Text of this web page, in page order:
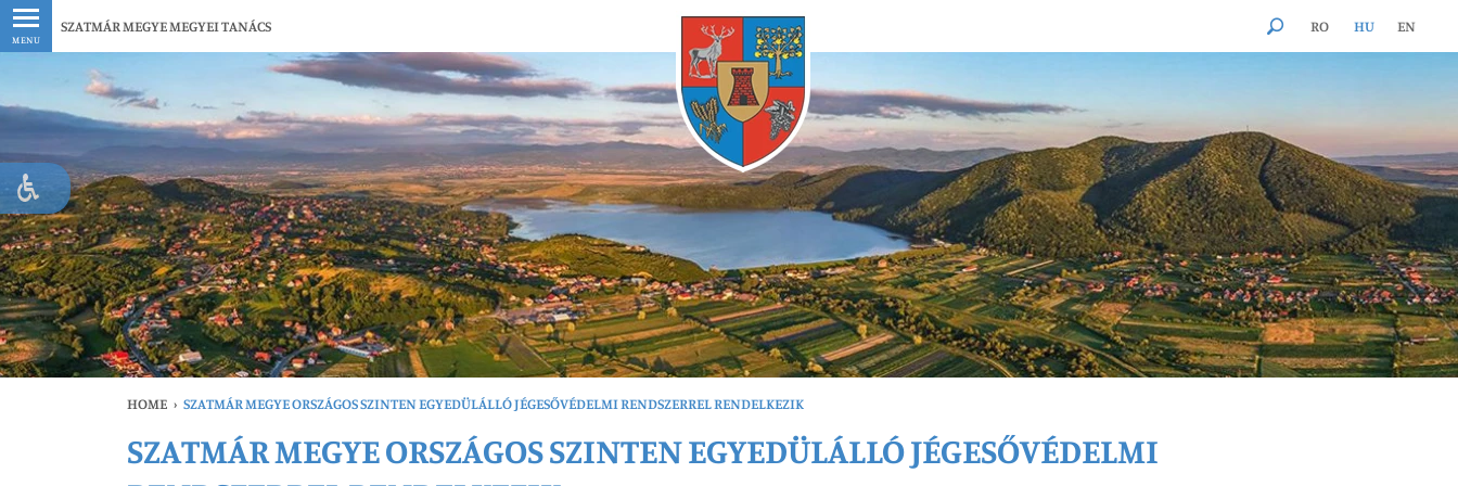
MENU
SZATMÁR MEGYE MEGYEI TANÁCS RO HU EN
HOME › SZATMÁR MEGYE ORSZÁGOS SZINTEN EGYEDÜLÁLLÓ JÉGESŐVÉDELMI RENDSZERREL RENDELKEZIK
SZATMÁR MEGYE ORSZÁGOS SZINTEN EGYEDÜLÁLLÓ JÉGESŐVÉDELMI